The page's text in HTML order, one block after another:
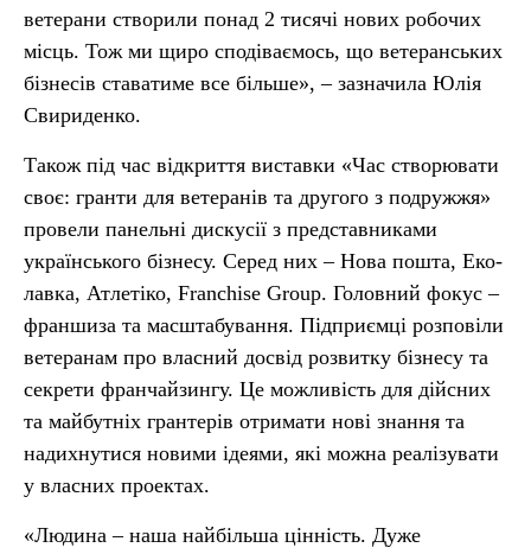
ветерани створили понад 2 тисячі нових робочих
місць. Тож ми щиро сподіваємось, що ветеранських
бізнесів ставатиме все більше», – зазначила Юлія
Свириденко.
Також під час відкриття виставки «Час створювати
своє: гранти для ветеранів та другого з подружжя»
провели панельні дискусії з представниками
українського бізнесу. Серед них – Нова пошта, Еко-
лавка, Атлетіко, Franchise Group. Головний фокус –
франшиза та масштабування. Підприємці розповіли
ветеранам про власний досвід розвитку бізнесу та
секрети франчайзингу. Це можливість для дійсних
та майбутніх грантерів отримати нові знання та
надихнутися новими ідеями, які можна реалізувати
у власних проектах.
«Людина – наша найбільша цінність. Дуже